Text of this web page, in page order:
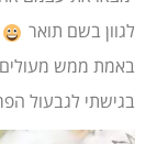
לגוון בשם תואר
באמת ממש
בגישתי לגבעול